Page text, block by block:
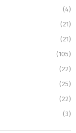
(4)
(21)
(21)
(105)
(22)
(25)
(22)
(3)